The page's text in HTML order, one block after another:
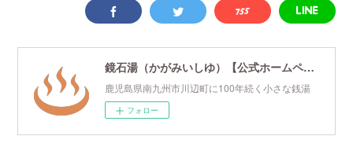
鏡石湯（かがみいしゆ）【公式ホームページ】
鹿児島県南九州市川辺町に100年続く小さな銭湯
フォロー